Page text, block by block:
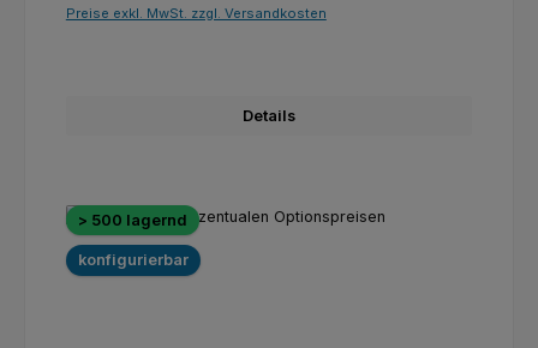
Preise exkl. MwSt. zzgl. Versandkosten
Details
> 500 lagernd
konfigurierbar